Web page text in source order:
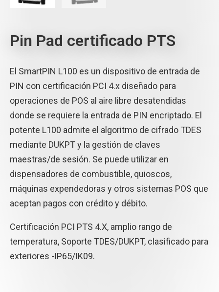
Pin Pad certificado PTS
El SmartPIN L100 es un dispositivo de entrada de
PIN con certificación PCI 4.x diseñado para
operaciones de POS al aire libre desatendidas
donde se requiere la entrada de PIN encriptado. El
potente L100 admite el algoritmo de cifrado TDES
mediante DUKPT y la gestión de claves
maestras/de sesión. Se puede utilizar en
dispensadores de combustible, quioscos,
máquinas expendedoras y otros sistemas POS que
aceptan pagos con crédito y débito.
Certificación PCI PTS 4.X, amplio rango de
temperatura, Soporte TDES/DUKPT, clasificado para
exteriores -IP65/IK09.